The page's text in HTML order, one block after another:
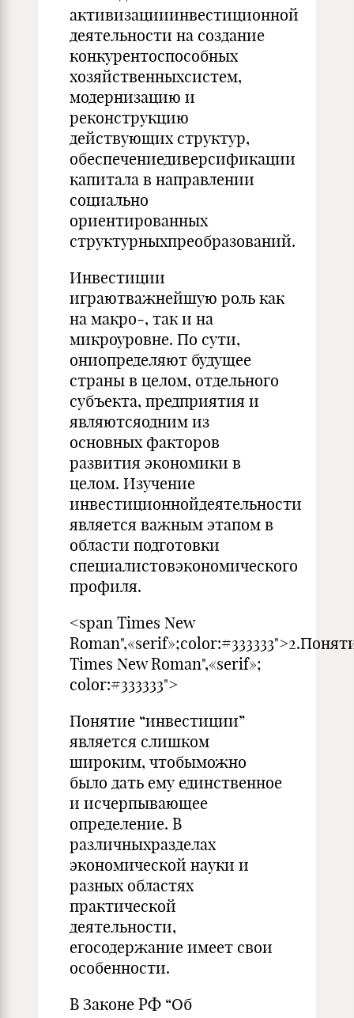
активизацииинвестиционной
деятельности на создание
конкурентоспособных
хозяйственныхсистем,
модернизацию и
реконструкцию
действующих структур,
обеспечениедиверсификации
капитала в направлении
социально
ориентированных
структурныхпреобразований.
Инвестиции
играютважнейшую роль как
на макро‑, так и на
микроуровне. По сути,
ониопределяют будущее
страны в целом, отдельного
субъекта, предприятия и
являютсяодним из
основных факторов
развития экономики в
целом. Изучение
инвестиционнойдеятельности
является важным этапом в
области подготовки
специалистовэкономического
профиля.
<span Times New
Times New Roman",«serif»;
color:#333333">
Понятие “инвестиции”
является слишком
широким, чтобыможно
было дать ему единственное
и исчерпывающее
определение. В
различныхразделах
экономической науки и
разных областях
практической
деятельности,
егосодержание имеет свои
особенности.
В Законе РФ “Об